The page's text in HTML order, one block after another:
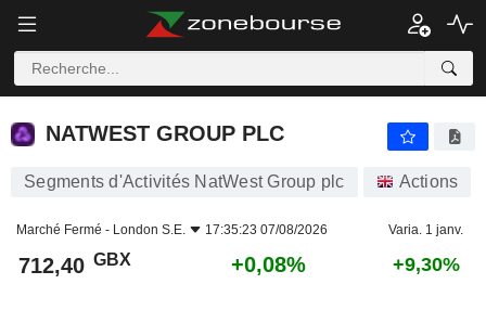
NATWEST GROUP PLC
NATWEST GROUP PLC
Segments d'Activités NatWest Group plc Actions
Marché Fermé - London S.E. 17:35:23 07/08/2026 Varia. 1 janv.
712,40 GBX +0,08% +9,30%